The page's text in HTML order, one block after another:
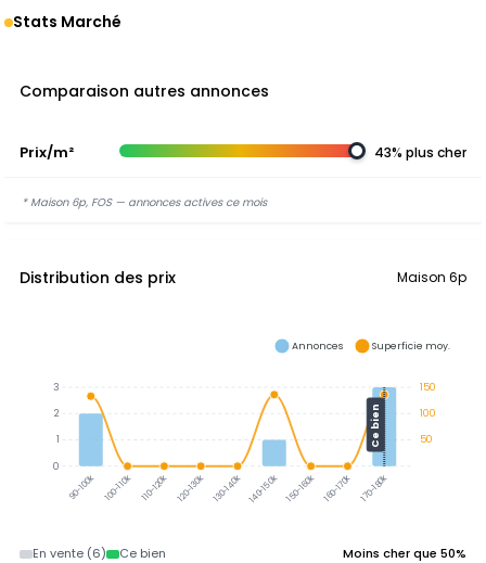
Stats Marché
Comparaison autres annonces
Prix/m² 43% plus cher
* Maison 6p, FOS — annonces actives ce mois
Distribution des prix Maison 6p
90-100k 100-110k 110-120k 120-130k 130-140k 140-150k 150-160k 160-170k 170-180k
Ce bien
150
100
50
3
2
1
0
Annonces Superficie moy.
En vente (6) Ce bien Moins cher que 50%